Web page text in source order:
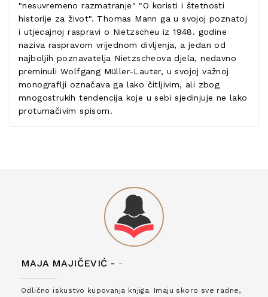
"nesuvremeno razmatranje" "O koristi i štetnosti
historije za život". Thomas Mann ga u svojoj poznatoj
i utjecajnoj raspravi o Nietzscheu iz 1948. godine
naziva raspravom vrijednom divljenja, a jedan od
najboljih poznavatelja Nietzscheova djela, nedavno
preminuli Wolfgang Müller-Lauter, u svojoj važnoj
monograflji označava ga lako čitljivim, ali zbog
mnogostrukih tendencija koje u sebi sjedinjuje ne lako
protumačivim spisom.
MAJA MAJIČEVIĆ - -
Odlično iskustvo kupovanja knjiga. Imaju skoro sve radne,